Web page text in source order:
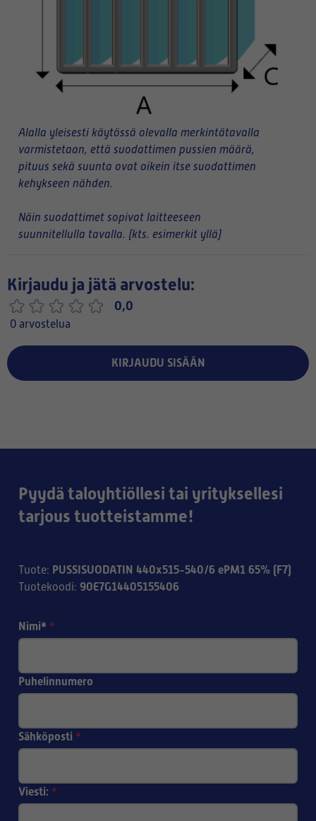
Alalla yleisesti käytössä olevalla merkintätavalla
varmistetaan, että suodattimen pussien määrä,
pituus sekä suunta ovat oikein itse suodattimen
kehykseen nähden.
Näin suodattimet sopivat laitteeseen
suunnitellulla tavalla. (kts. esimerkit yllä)
Kirjaudu ja jätä arvostelu:
0,0
0 arvostelua
KIRJAUDU SISÄÄN
Pyydä taloyhtiöllesi tai yrityksellesi
tarjous tuotteistamme!
Tuote: PUSSISUODATIN 440x515-540/6 ePM1 65% (F7)
Tuotekoodi: 90E7G14405155406
Nimi* *
Puhelinnumero
Sähköposti *
Viesti: *